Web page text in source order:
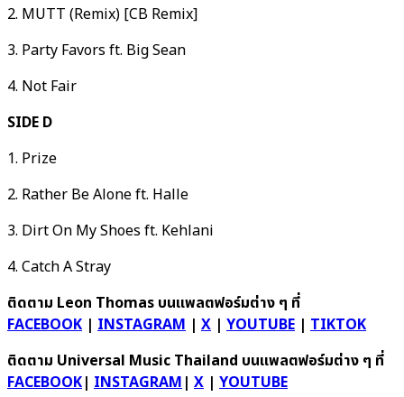
2. MUTT (Remix) [CB Remix]
3. Party Favors ft. Big Sean
4. Not Fair
SIDE D
1. Prize
2. Rather Be Alone ft. Halle
3. Dirt On My Shoes ft. Kehlani
4. Catch A Stray
ติดตาม Leon Thomas บนแพลตฟอร์มต่าง ๆ ที่
FACEBOOK | INSTAGRAM | X | YOUTUBE | TIKTOK
ติดตาม Universal Music Thailand บนแพลตฟอร์มต่าง ๆ ที่
FACEBOOK| INSTAGRAM| X | YOUTUBE